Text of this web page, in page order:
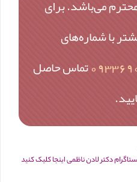
می‌باشد. برای
با شماره‌های
تماس حاصل